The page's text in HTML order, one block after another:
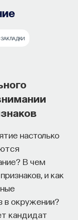
ЗАКЛАДКИ
настолько
В чем
и как
в окружении?
кандидат
—
к быстрой
выбирают